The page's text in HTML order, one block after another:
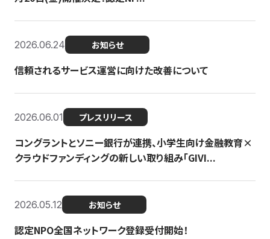
2026.06.24 お知らせ
信頼されるサービス運営に向けた改善について
2026.06.01 プレスリリース
コングラントとソニー銀行が連携、小学生向け金融教育×
クラウドファンディングの新しい取り組み「GIVI...
2026.05.12 お知らせ
認定NPO全国ネットワーク登録受付開始！